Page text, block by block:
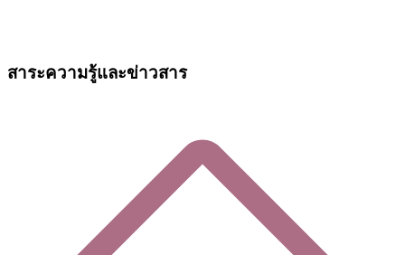
สาระความรู้และข่าวสาร